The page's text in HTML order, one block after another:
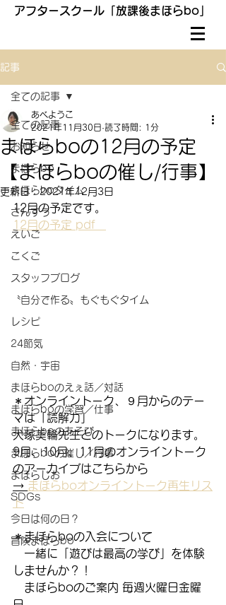
アフタースクール「放課後まほらbo」
記事
全ての記事
お知らせ
まほらbo
まほらboタイム
さんすう
えいご
こくご
スタッフブログ
〝自分で作る〟もぐもぐタイム
レシピ
24節気
自然・宇宙
まほらboのえぇ話／対話
まほらboの学習／仕事
まほらboのあそび
まほらboの催し／行事
まほらじお
SDGs
今日は何の日？
冒険まほらbo
全ての記事
まほらboの12月の予定
【まほらboの催し/行事】
あべようこ
2021年11月30日 読了時間: 1分
更新日：2021年12月3日
12月の予定です。
12月の予定 pdf
＊オンライントーク、９月からのテー
マは「読解力」
犬塚美輪先生とのトークになります。
9月、10月、11月のオンライントーク
のアーカイブはこちらから
→ まほらboオンライントーク再生リス
ト
＊まほらboの入会について
一緒に「遊びは最高の学び」を体験
しませんか？！
まほらboのご案内 毎週火曜日金曜